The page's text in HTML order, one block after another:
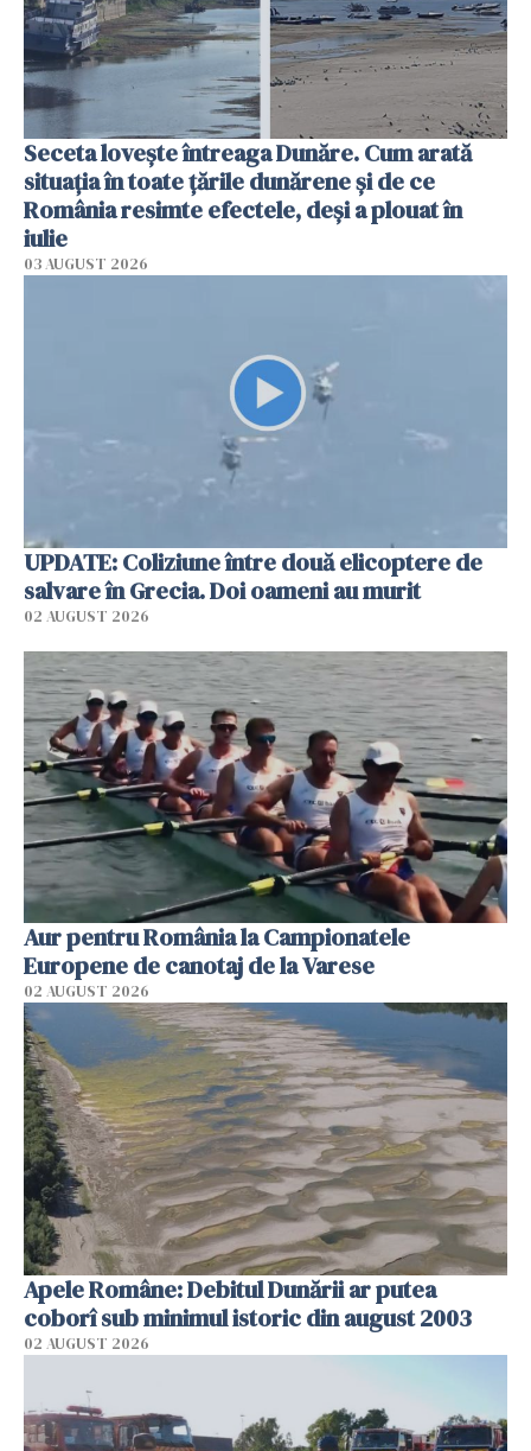
Seceta lovește întreaga Dunăre. Cum arată
situația în toate țările dunărene și de ce
România resimte efectele, deși a plouat în
iulie
03 AUGUST 2026
UPDATE: Coliziune între două elicoptere de
salvare în Grecia. Doi oameni au murit
02 AUGUST 2026
Aur pentru România la Campionatele
Europene de canotaj de la Varese
02 AUGUST 2026
Apele Române: Debitul Dunării ar putea
coborî sub minimul istoric din august 2003
02 AUGUST 2026